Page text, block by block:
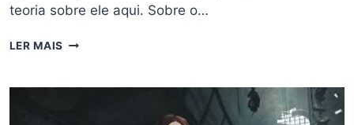
teoria sobre ele aqui. Sobre o…
LER MAIS EPISÓDIO
LIFE